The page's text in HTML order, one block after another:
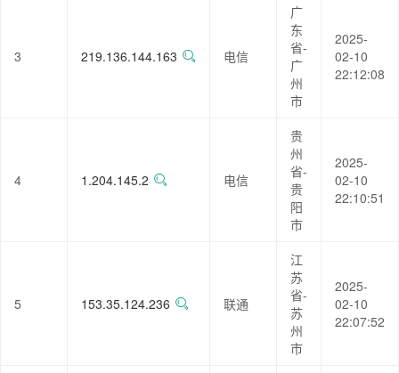
3 219.136.144.163 电信
广
东
省-
广
州
市
2025-
02-10
22:12:08
4 1.204.145.2 电信
贵
州
省-
贵
阳
市
2025-
02-10
22:10:51
5 153.35.124.236 联通
江
苏
省-
苏
州
市
2025-
02-10
22:07:52